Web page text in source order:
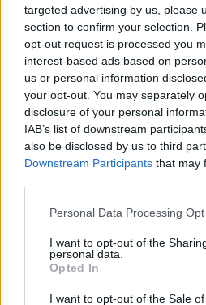
targeted advertising by us, please
section to confirm your selection.
opt-out request is processed you
interest-based ads based on
us or personal information
your opt-out. You may separately
disclosure of your personal
IAB’s list of downstream
also be disclosed by us to third
Downstream Participants that may
Please note that this website/app
not limited to your visit or usage
grant or deny consent to Google
use your data for below specified
consent section.
Personal Data Processing
I want to opt-out of the
personal data.
Opted In
I want to opt-out of the Sale